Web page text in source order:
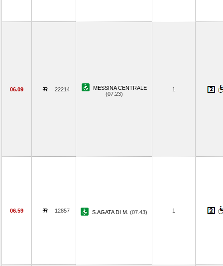
06.09 22214
MESSINA CENTRALE
(07.23)
1
06.59 12857 S.AGATA DI M. (07.43) 1